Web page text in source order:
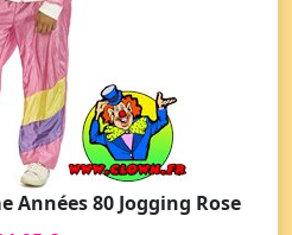
Années 80 Jogging Rose